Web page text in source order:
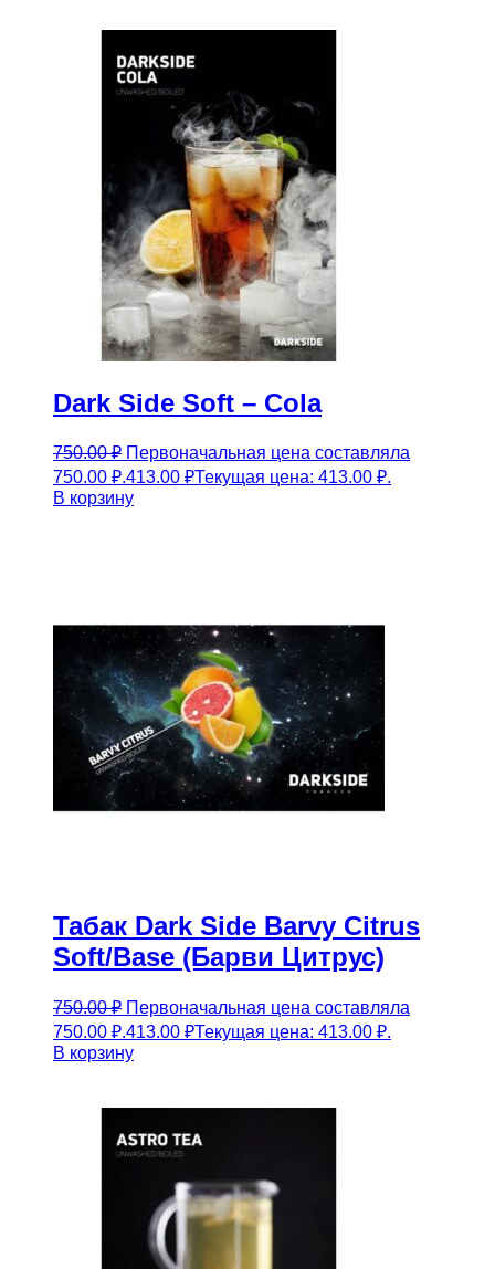
Dark Side Soft – Cola
750.00₽ Первоначальная цена составляла
750.00 ₽.413.00 ₽Текущая цена: 413.00 ₽.
В корзину
Табак Dark Side Barvy Citrus
Soft/Base (Барви Цитрус)
750.00₽ Первоначальная цена составляла
750.00 ₽.413.00 ₽Текущая цена: 413.00 ₽.
В корзину